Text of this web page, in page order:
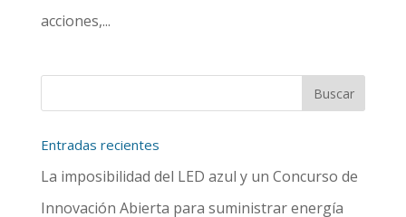
acciones,...
Entradas recientes
La imposibilidad del LED azul y un Concurso de
Innovación Abierta para suministrar energía